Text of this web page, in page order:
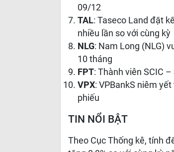
09/12
TAL: Taseco Land đặt
nhiều lần so với cùng kỳ
NLG: Nam Long (NLG)
10 tháng
FPT: Thành viên SCIC
VPX: VPBankS niêm
phiếu
TIN NỔI BẬT
Theo Cục Thống kê, tính